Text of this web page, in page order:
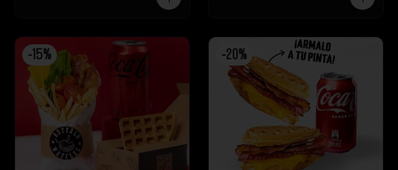
- 15% -20 %